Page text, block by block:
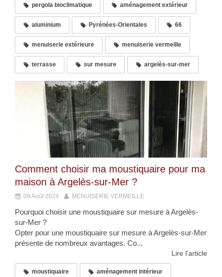
pergola bioclimatique aménagement extérieur
aluminium Pyrénées-Orientales 66
menuiserie extérieure menuiserie vermeille
terrasse sur mesure argelès-sur-mer
Comment choisir ma moustiquaire pour ma
maison à Argelès-sur-Mer ?
09 Août 2024 MENUISERIE VERMEILLE
Pourquoi choisir une moustiquaire sur mesure à Argelès-
sur-Mer ?
Opter pour une moustiquaire sur mesure à Argelès-sur-Mer
présente de nombreux avantages. Co...
Lire l'article
moustiquaire aménagement intérieur